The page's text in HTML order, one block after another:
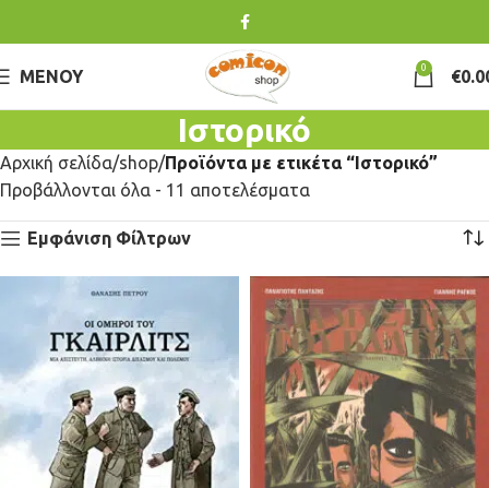
ΜΕΝΟΎ 0 €
Ιστορικό
Αρχική σελίδα shop Προϊόντα με ετικέτα “Ιστορικό”
Προβάλλονται όλα - 11 αποτελέσματα
Εμφάνιση Φίλτρων